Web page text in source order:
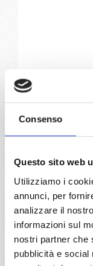
Consenso
Questo sito web
Utilizziamo i
annunci, per
analizzare il
informazioni sul
nostri partner che
pubblicità e social
Livorno,
02/03/
€